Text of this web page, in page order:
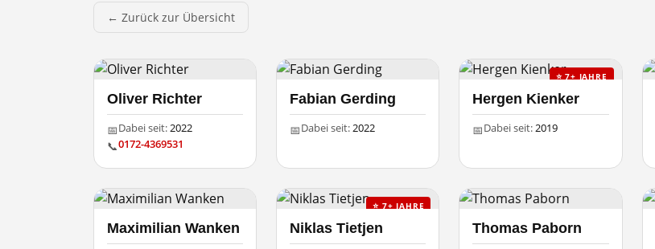
← Zurück zur Übersicht
Oliver Richter
📅Dabei seit:2022
📞0172-4369531
Fabian Gerding
📅Dabei seit:2022
⭐ 7+ JAHRE
Hergen Kienker
📅Dabei seit:2019
Maximilian Wanken
⭐ 7+ JAHRE
Niklas Tietjen Thomas Paborn